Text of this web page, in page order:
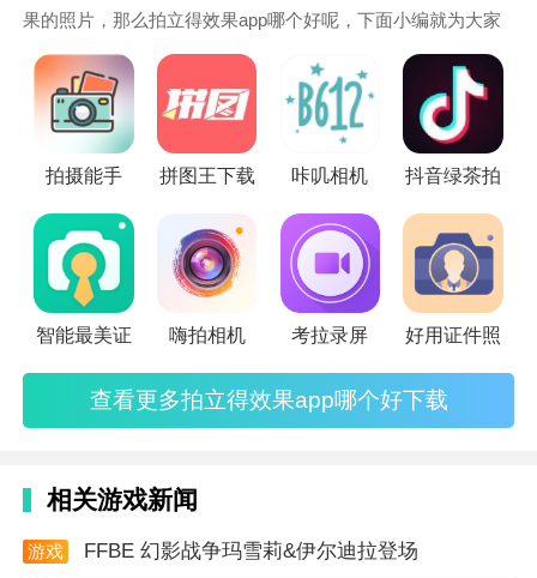
【夜间拍摄】超强夜间自拍功能，全面降噪，昏暗环境
也能轻松打造夜美人。
【缩小鼻翼】拉动滑竿，秒变精致小鼻翼，自然挺鼻
更有人气颇高的马赛克效果哟~
【变美秘笈】变美秘笈每天为你精选美妆、美甲、穿搭
等变美小视频，让你每天变美一点~
【一键涂鸦】可爱涂鸦强势来袭，让你的自拍萌值爆
【图片精修】美妆及小头功能支持选人修图，想让谁美
都由你做主!
果的照片，那么拍立得效果app哪个好呢，下面小编就为大家
带来拍立得效果app推荐，赶紧下载试一试吧。
拍摄能手 拼图王下载 咔叽相机 抖音绿茶拍
智能最美证 嗨拍相机 考拉录屏 好用证件照
查看更多拍立得效果app哪个好下载
相关游戏新闻
游戏
FFBE 幻影战争玛雪莉&伊尔迪拉登场